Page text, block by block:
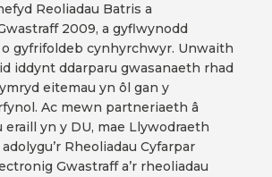
Reoliadau Batris a
2009, a gyflwynodd
gyfrifoldeb cynhyrchwyr. Unwaith
iddynt ddarparu gwasanaeth rhad
eitemau yn ôl gan y
Ac mewn partneriaeth â
eraill yn y DU, mae Llywodraeth
Rheoliadau Cyfarpar
Gwastraff a’r rheoliadau